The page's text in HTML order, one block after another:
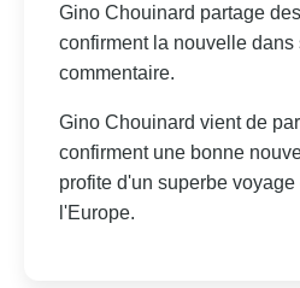
Gino Chouinard partage
confirment la nouvelle
commentaire.
Gino Chouinard vient de
confirment une bonne
profite d'un superbe
l'Europe.